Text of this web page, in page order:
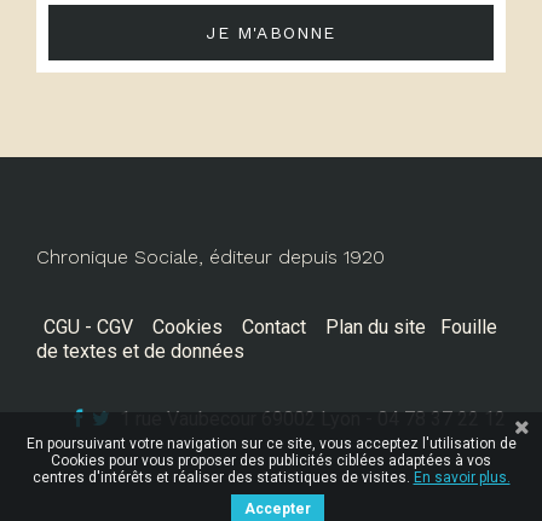
JE M'ABONNE
Chronique Sociale, éditeur depuis 1920
CGU - CGV Cookies Contact Plan du site
Fouille
de textes et de données
1 rue Vaubecour 69002 Lyon - 04 78 37 22 12
En poursuivant votre navigation sur ce site, vous acceptez l'utilisation de
Cookies pour vous proposer des publicités ciblées adaptées à vos
centres d'intérêts et réaliser des statistiques de visites. En savoir plus.
Accepter